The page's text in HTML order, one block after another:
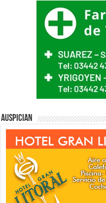
Auspician